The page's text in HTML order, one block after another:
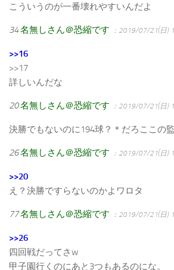
こういうのが一番壊れやすいんだよ
34名無しさん＠恐縮です ：2019/07/21(日)
>>16
>>17
詳しいんだな
20名無しさん＠恐縮です ：2019/07/21(日)
決勝でもないのに194球？＊だろここの
26名無しさん＠恐縮です ：2019/07/21(日)
>>20
え？決勝ですらないのかよワロタ
77名無しさん＠恐縮です ：2019/07/21(日)
>>26
四回戦だってさw
甲子園行くのにあと3つもあるのにな。